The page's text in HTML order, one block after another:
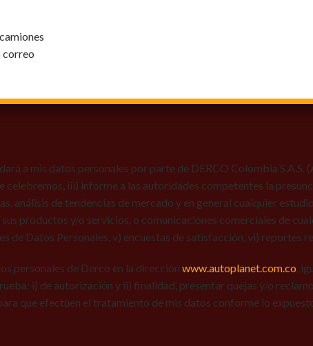
correo
a mis datos personales por parte de DERCO Colombia
iii) informe a las autoridades competentes la
análisis de tendencias de mercado y en general cualquier
productos y/o servicios, o comunicaciones comerciales de
Datos Personales, v) encuestas de satisfacción, vi) reportes
personales de Derco en la dirección www.autoplanet.com.co ,
i) de autorización y ii) finalidad, presentar quejas y/o
que efectúen el tratamiento de mis datos conforme lo